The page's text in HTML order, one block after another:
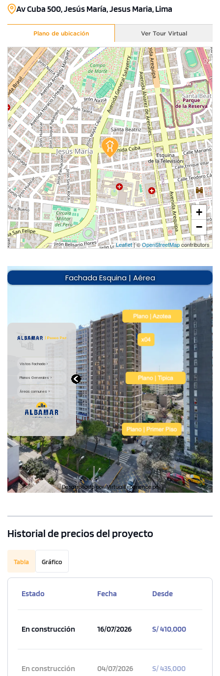
Av Cuba 500, Jesús María, Jesus Maria, Lima
Plano de ubicación Ver Tour Virtual
+
−
Leaflet| ©OpenStreetMapcontributors
Historial de precios del proyecto
Tabla Gráfico
Estado Fecha Desde
En construcción 16/07/2026 S/ 410,000
En construcción 04/07/2026 S/ 435,000